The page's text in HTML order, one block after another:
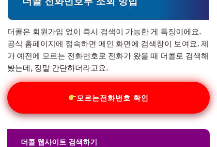
더콜은 회원가입 없이 즉시 검색이 가능한 게 특징이에요.
공식 홈페이지에 접속하면 메인 화면에 검색창이 보여요. 제
가 예전에 모르는 전화번호로 전화가 왔을 때 더콜로 검색해
봤는데, 정말 간단하더라고요.
모르는전화번호 확인
더콜 웹사이트 검색하기